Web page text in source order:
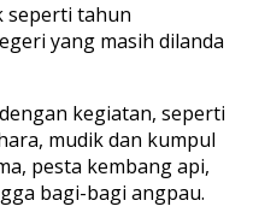
seperti tahun
yang masih dilanda
kegiatan, seperti
mudik dan kumpul
pesta kembang api,
bagi-bagi angpau.